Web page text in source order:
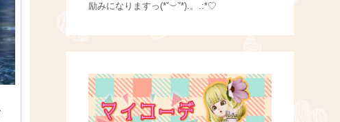
励みになりますっ(*˘︶˘*).。.:*♡